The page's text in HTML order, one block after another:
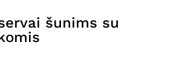
šunims su